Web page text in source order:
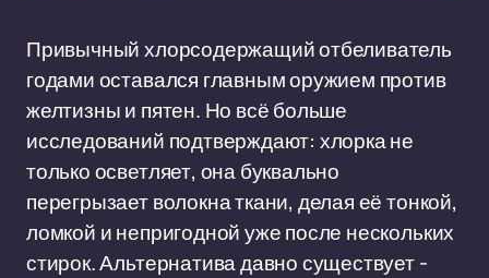
Привычный хлорсодержащий отбеливатель
годами оставался главным оружием против
желтизны и пятен. Но всё больше
исследований подтверждают: хлорка не
только осветляет, она буквально
перегрызает волокна ткани, делая её тонкой,
ломкой и непригодной уже после нескольких
стирок. Альтернатива давно существует -